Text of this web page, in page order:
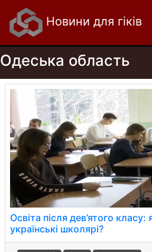
Новини для гіків
Одеська область
Освіта після дев’ятого
українські школярі?